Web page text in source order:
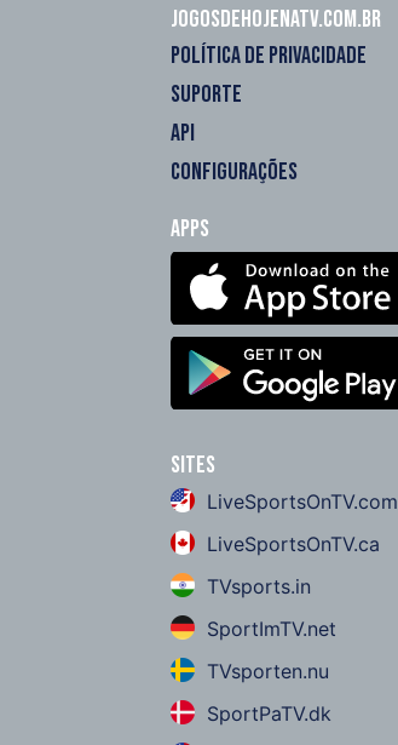
Jogosdehojenatv.com.br
POLÍTICA DE PRIVACIDADE
SUPORTE
API
CONFIGURAÇÕES
Apps
Sites
LiveSportsOnTV.com
LiveSportsOnTV.ca
TVsports.in
SportImTV.net
TVsporten.nu
SportPaTV.dk